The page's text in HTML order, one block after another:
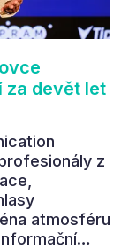
za devět let
z
atmosféru